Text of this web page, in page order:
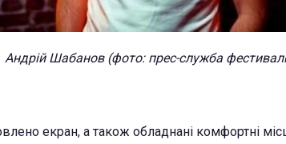
Андрій Шабанов (фото: прес-служба
екран, а також обладнані комфортні